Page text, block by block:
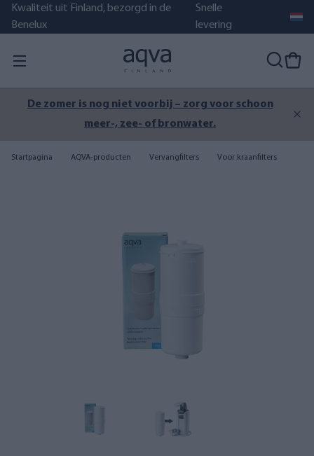
Kwaliteit uit Finland, bezorgd in de
Benelux
Snelle
levering
schoon
AQVA BOTTLE waterfles met filter is
voorraad!
Startpagina AQVA-producten Vervangfilters Voor kraanfilters